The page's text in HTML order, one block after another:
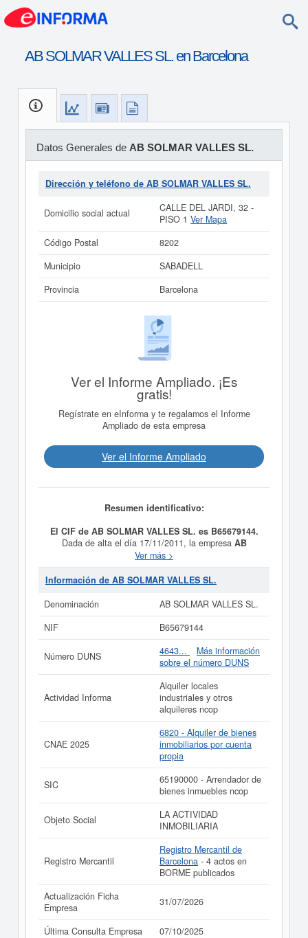
AB SOLMAR VALLES SL. en Barcelona
Datos Generales de AB SOLMAR VALLES SL.
Dirección y teléfono de AB SOLMAR VALLES SL.
Domicilio social actual
CALLE DEL JARDI, 32 -
PISO 1 Ver Mapa
Código Postal
8202
Municipio
SABADELL
Provincia
Barcelona
Ver el Informe Ampliado. ¡Es
gratis!
Regístrate en eInforma y te regalamos el Informe
Ampliado de esta empresa
Ver el Informe Ampliado
Resumen identificativo:
El CIF de AB SOLMAR VALLES SL. es B65679144.
Dada de alta el día 17/11/2011, la empresa AB
SOLMAR VALLES SL.tiene como propósito LA
ACTIVIDAD INMOBILIARIA. Su CNAE es 6820 - Alquiler
de bienes inmobiliarios por cuenta propia. Esta empresa
SOLMAR VALLES SL.
cuenta con un equipo formado
ha sido el 07/10/2025, acumulando un total de 49
esta empresa puede aspirar, en esta web puede
consultarlo. Esta compañia sitúa su capital alrededor de
unas cifras mayor de 60.000 €. El apartado en el que
AB SOLMAR VALLES SL.
el Registro Mercantil es Barcelona. Se reflejan 4 actos
en el BORME.
Si está interesado en conocer más datos de la empresa
AB SOLMAR VALLES SL. puedeacceder
inmediatamente a este Informe ampliadode AB
SOLMAR VALLES SL. y consultar los resultados de sus
años de actividad, así como los balances y cuentas de
resultados disponibles.
La última actualización del informe de empresa se ha
realizado el 31/07/2026.
Ver más >
Información de AB SOLMAR VALLES SL.
Denominación
AB SOLMAR VALLES SL.
NIF
B65679144
Número DUNS 4643...
Más información
sobre el número DUNS
Actividad Informa
Alquiler locales
industriales y otros
alquileres ncop
CNAE 2025
6820 - Alquiler de bienes
inmobiliarios por cuenta
propia
SIC
65190000 - Arrendador de
bienes inmuebles ncop
Objeto Social
LA ACTIVIDAD
INMOBILIARIA
Registro Mercantil
Registro Mercantil de
Barcelona - 4 actos en
BORME publicados
Actualización Ficha
Empresa
31/07/2026
Última Consulta Empresa
07/10/2025